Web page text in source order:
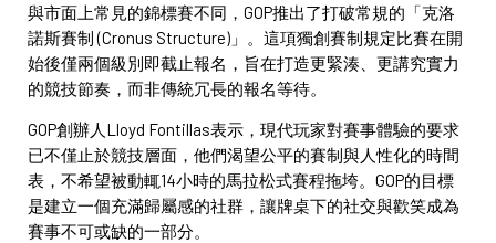
與市面上常見的錦標賽不同，GOP推出了打破常規的「克洛
諾斯賽制 (Cronus Structure)」。這項獨創賽制規定比賽在開
始後僅兩個級別即截止報名，旨在打造更緊湊、更講究實力
的競技節奏，而非傳統冗長的報名等待。
GOP創辦人Lloyd Fontillas表示，現代玩家對賽事體驗的要求
已不僅止於競技層面，他們渴望公平的賽制與人性化的時間
表，不希望被動輒14小時的馬拉松式賽程拖垮。GOP的目標
是建立一個充滿歸屬感的社群，讓牌桌下的社交與歡笑成為
賽事不可或缺的一部分。